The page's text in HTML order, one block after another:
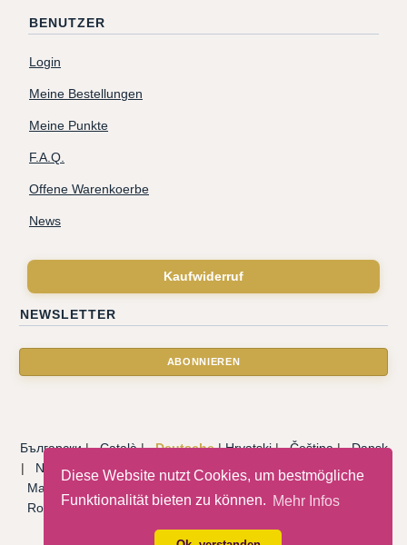
Diese Website nutzt Cookies, um bestmögliche
Funktionalität bieten zu können. Mehr Infos
BENUTZER
Login
Meine Bestellungen
Meine Punkte
F.A.Q.
Offene Warenkoerbe
News
Kaufwiderruf
NEWSLETTER
Български|Català|Deutsche|Hrvatski|Čeština|Dansk
| Nederlandse|English | Eesti keel Français | Ελληνικά
Magyar
| Português
Română|Русский|Српски|Slovenský|Slovenščina
Español|Svenska|Türkçe